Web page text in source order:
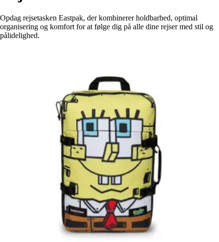
Opdag rejsetasken Eastpak, der kombinerer holdbarhed, optimal
organisering og komfort for at følge dig på alle dine rejser med stil og
pålidelighed.